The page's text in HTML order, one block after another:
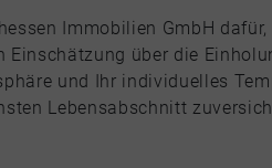
Immobilien GmbH
über die
und Ihr individuelles
Lebensabschnitt